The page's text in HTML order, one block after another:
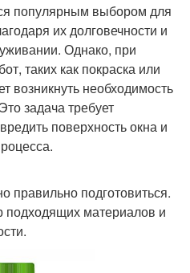
популярным выбором для
их долговечности и
Однако, при
таких как покраска или
возникнуть необходимость
задача требует
поверхность окна и
правильно подготовиться.
подходящих материалов и